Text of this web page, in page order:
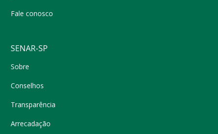
Fale conosco
SENAR-SP
Sobre
Conselhos
Transparência
Arrecadação